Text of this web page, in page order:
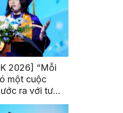
2026] “Mỗi
một cuộc
ra với tư
chiến thắng”